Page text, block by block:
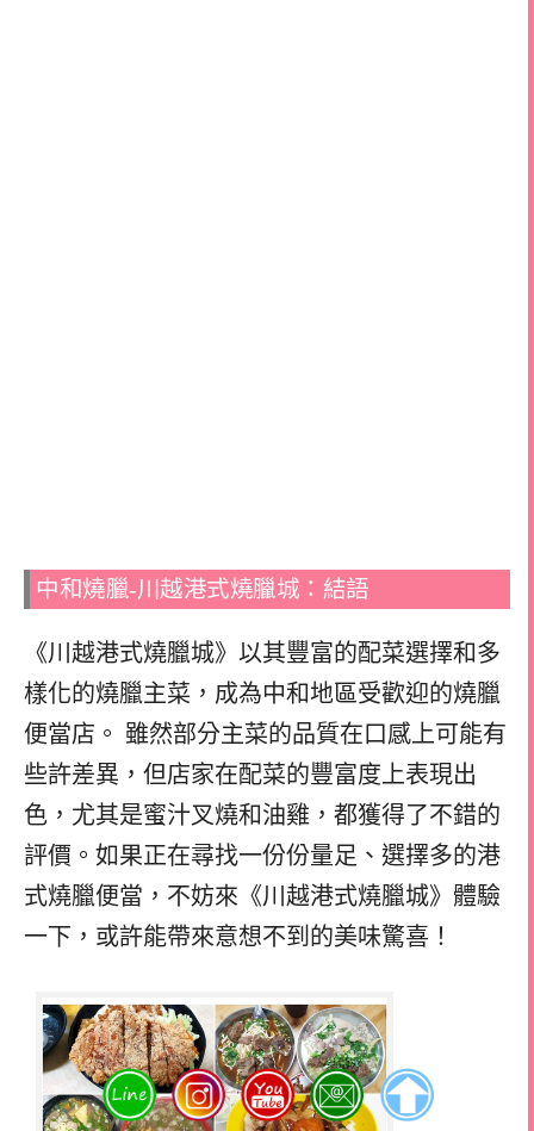
中和燒臘-川越港式燒臘城：結語
《川越港式燒臘城》以其豐富的配菜選擇和多
樣化的燒臘主菜，成為中和地區受歡迎的燒臘
便當店。 雖然部分主菜的品質在口感上可能有
些許差異，但店家在配菜的豐富度上表現出
色，尤其是蜜汁叉燒和油雞，都獲得了不錯的
評價。如果正在尋找一份份量足、選擇多的港
式燒臘便當，不妨來《川越港式燒臘城》體驗
一下，或許能帶來意想不到的美味驚喜！